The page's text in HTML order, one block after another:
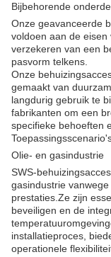
Bijbehorende
Onze geavanceerde
voldoen aan de
verzekeren van een
pasvorm telkens.
Onze
gemaakt van
langdurig gebruik te
fabrikanten om een
specifieke behoeften
Olie- en gasindustrie
SWS-
gasindustrie
prestaties.Ze zijn
beveiligen en de
installatieproces,
operationele